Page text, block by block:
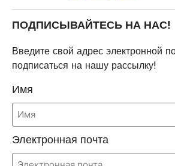
ПОДПИСЫВАЙТЕСЬ НА НАС!
Введите свой адрес электронной
подписаться на нашу рассылку!
Имя
Электронная почта